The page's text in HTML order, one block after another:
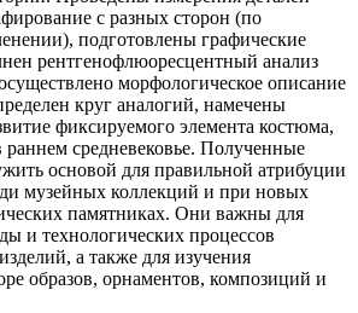
с разных сторон (по
подготовлены графические
рентгенофлюоресцентный анализ
морфологическое описание
круг аналогий, намечены
фиксируемого элемента костюма,
раннем средневековье. Полученные
основой для правильной атрибуции
музейных коллекций и при новых
памятниках. Они важны для
и технологических процессов
а также для изучения
образов, орнаментов, композиций и